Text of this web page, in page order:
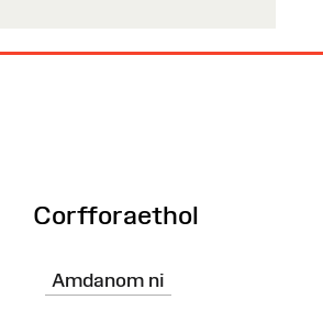
Corfforaethol
Amdanom ni